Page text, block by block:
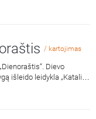
kalbant Dievo
pasiklausyti ištraukų iš
nutapytas pagal
/ kartojimas
Dievo
išleido leidykla „Katalikų